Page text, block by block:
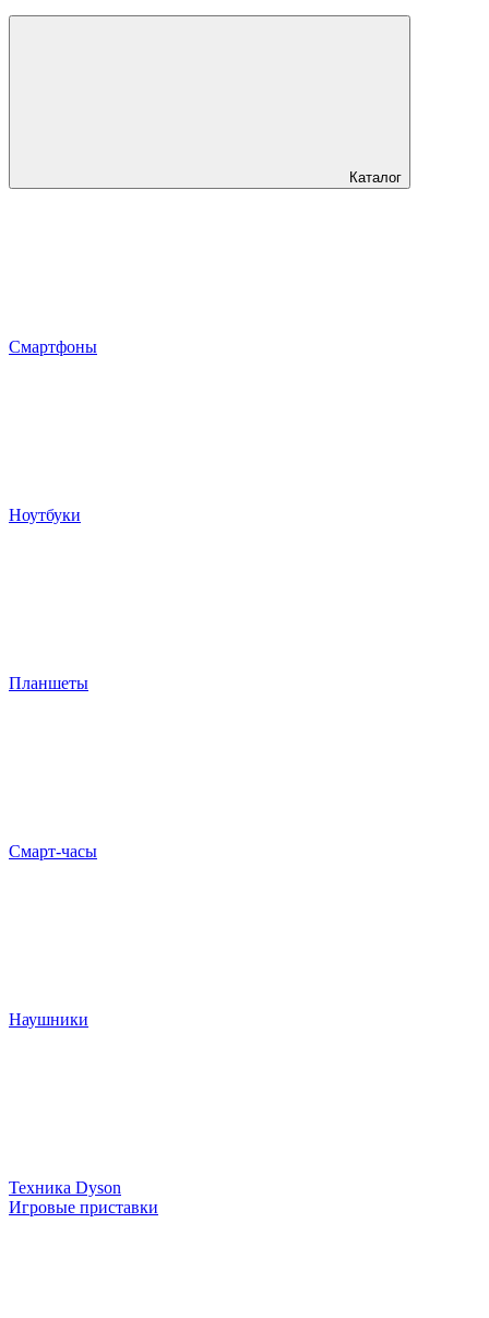
Каталог
Смартфоны
Ноутбуки
Планшеты
Смарт-часы
Наушники
Техника Dyson
Игровые приставки